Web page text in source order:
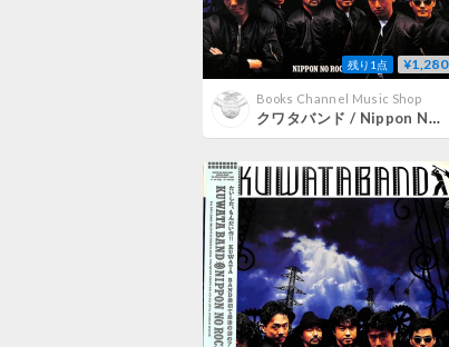
残り1点 ¥1,280
Books Channel Music Shop
クワタバンド / Nippon No Rock Band [※国内盤,品番:VIH-28259］(LPレコード)